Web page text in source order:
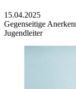
15.04.2025
Gegenseitige
Jugendleiter